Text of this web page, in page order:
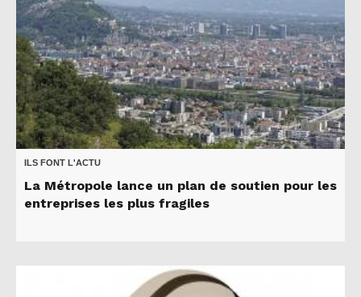
ILS FONT L'ACTU
La Métropole lance un plan de soutien pour les
entreprises les plus fragiles